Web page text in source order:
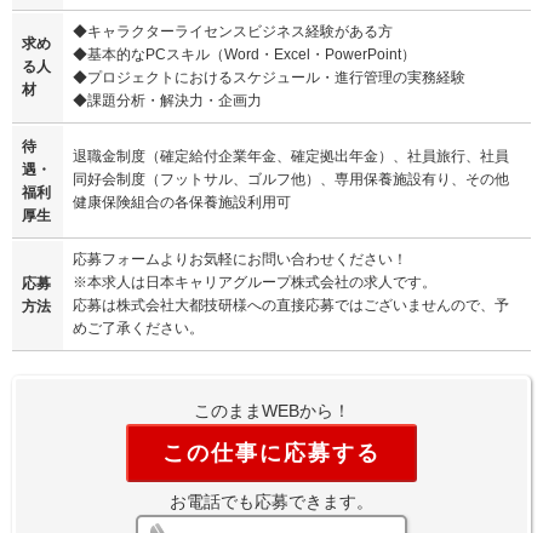
求め
る人
材
◆キャラクターライセンスビジネス経験がある方
◆基本的なPCスキル（Word・Excel・PowerPoint）
◆プロジェクトにおけるスケジュール・進行管理の実務経験
◆課題分析・解決力・企画力
待
遇・
福利
厚生
退職金制度（確定給付企業年金、確定拠出年金）、社員旅行、社員
同好会制度（フットサル、ゴルフ他）、専用保養施設有り、その他
健康保険組合の各保養施設利用可
応募
方法
応募フォームよりお気軽にお問い合わせください！
※本求人は日本キャリアグループ株式会社の求人です。
応募は株式会社大都技研様への直接応募ではございませんので、予
めご了承ください。
このままWEBから！
この仕事に応募する
お電話でも応募できます。